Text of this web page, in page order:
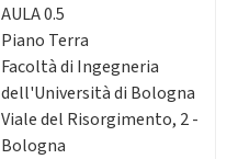
AULA 0.5
Piano Terra
Facoltà di Ingegneria
dell'Università di Bologna
Viale del Risorgimento, 2 -
Bologna